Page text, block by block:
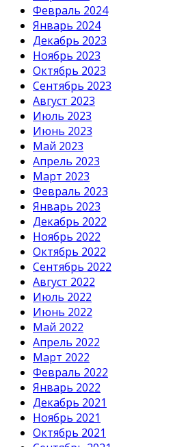
Февраль 2024
Январь 2024
Декабрь 2023
Ноябрь 2023
Октябрь 2023
Сентябрь 2023
Август 2023
Июль 2023
Июнь 2023
Май 2023
Апрель 2023
Март 2023
Февраль 2023
Январь 2023
Декабрь 2022
Ноябрь 2022
Октябрь 2022
Сентябрь 2022
Август 2022
Июль 2022
Июнь 2022
Май 2022
Апрель 2022
Март 2022
Февраль 2022
Январь 2022
Декабрь 2021
Ноябрь 2021
Октябрь 2021